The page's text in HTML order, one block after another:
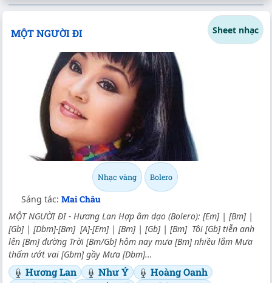
MỘT NGƯỜI ĐI Sheet nhạc
Nhạc vàng Bolero
Sáng tác: Mai Châu
MỘT NGƯỜI ĐI - Hương Lan Hợp âm dạo (Bolero): [Em] | [Bm] |
[Gb] | [Dbm]-[Bm] [A]-[Em] | [Bm] | [Gb] | [Bm] Tôi [Gb] tiễn anh
lên [Bm] đường Trời [Bm/Gb] hôm nay mưa [Bm] nhiều lắm Mưa
thấm ướt vai [Gbm] gầy Mưa [Dbm]...
Hương Lan Như Ý
Hoàng Oanh